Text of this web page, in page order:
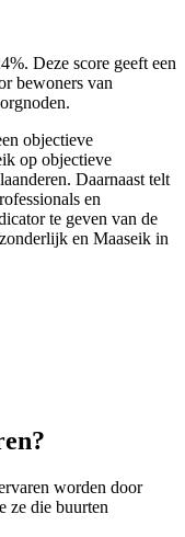
Deze score geeft een
bewoners van
objectieve
op objectieve
Daarnaast telt
en
te geven van de
en Maaseik in
worden door
ze die buurten